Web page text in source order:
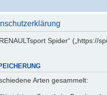
Spider“
Arten gesammelt: